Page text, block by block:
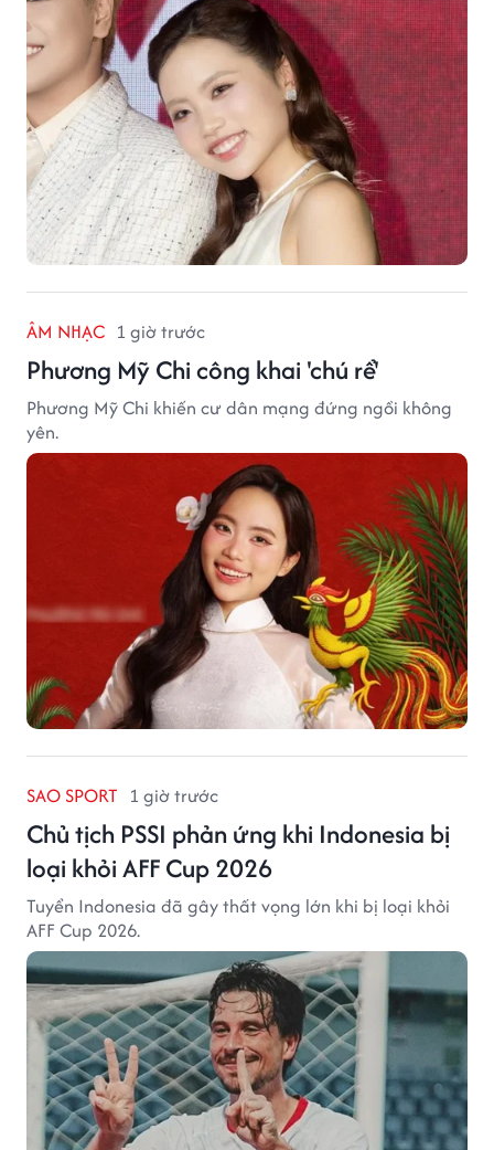
ÂM NHẠC 1 giờ trước
Phương Mỹ Chi công khai 'chú rể'
Phương Mỹ Chi khiến cư dân mạng đứng ngồi không
yên.
SAO SPORT 1 giờ trước
Chủ tịch PSSI phản ứng khi Indonesia bị
loại khỏi AFF Cup 2026
Tuyển Indonesia đã gây thất vọng lớn khi bị loại khỏi
AFF Cup 2026.